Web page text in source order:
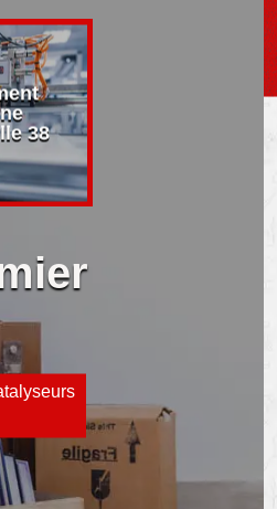
38
Entreprise de